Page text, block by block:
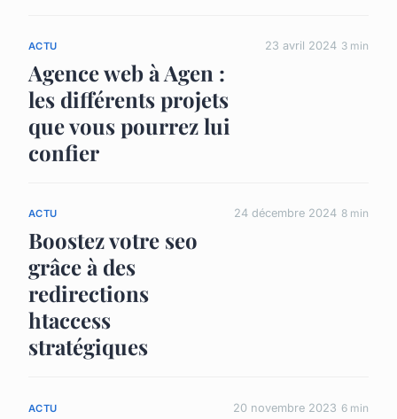
ACTU
Agence web à Agen :
les différents projets
que vous pourrez lui
confier
23 avril 2024 3 min
ACTU
Boostez votre seo
grâce à des
redirections
htaccess
stratégiques
24 décembre 2024 8 min
ACTU 20 novembre 2023 6 min